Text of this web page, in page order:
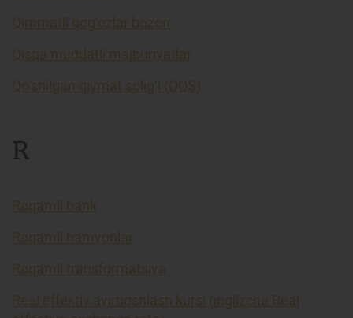
Qimmatli qog’ozlar bozori
Qisqa muddatli majburiyatlar
Qo’shilgan qiymat solig’i (QQS)
R
Raqamli bank
Raqamli hamyonlar
Raqamli transformatsiya
Real effektiv ayirboshlash kursi (inglizcha Real